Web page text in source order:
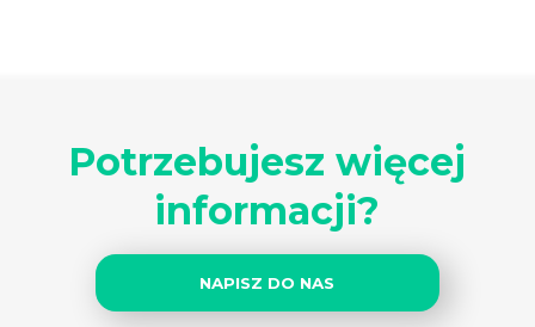
Potrzebujesz więcej
informacji?
NAPISZ DO NAS